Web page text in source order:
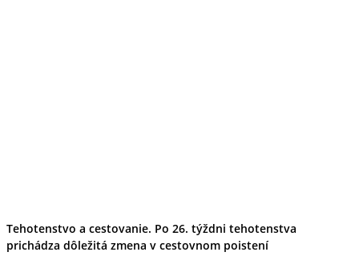
Kúpele
Šport a agroturistika
Tehotenstvo a cestovanie. Po 26. týždni tehotenstva
prichádza dôležitá zmena v cestovnom poistení